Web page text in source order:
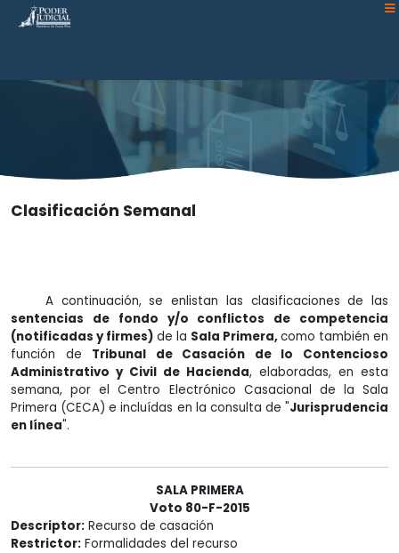
Atención:
Este
accesibilidad.
Clasificación Semanal
A continuación, se enlistan las clasificaciones de las
sentencias de fondo y/o conflictos de competencia
(notificadas y firmes) de la Sala Primera,como también en
función de Tribunal de Casación de lo Contencioso
Administrativo y Civil de Hacienda, elaboradas, en esta
semana, por el Centro Electrónico Casacional de la Sala
Primera (CECA) e incluídas en la consulta de "Jurisprudencia
en línea".
SALA PRIMERA
Voto 80-F-2015
Descriptor: Recurso de casación
Restrictor: Formalidades del recurso